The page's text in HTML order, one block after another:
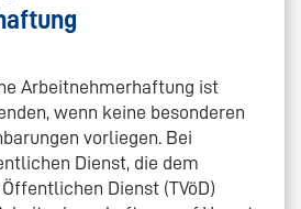
Arbeitnehmerhaftung ist
wenn keine besonderen
vorliegen. Bei
Dienst, die dem
Dienst (TVöD)